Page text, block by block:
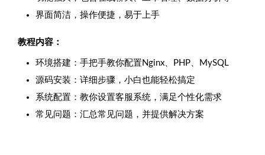
界面简洁，操作便捷，易于上手
教程内容：
环境搭建：手把手教你配置Nginx、PHP、MySQL
源码安装：详细步骤，小白也能轻松搞定
系统配置：教你设置客服系统，满足个性化需求
常见问题：汇总常见问题，并提供解决方案